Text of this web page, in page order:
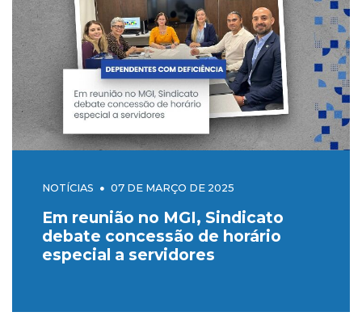
NOTÍCIAS 07 DE MARÇO DE 2025
Em reunião no MGI, Sindicato
debate concessão de horário
especial a servidores